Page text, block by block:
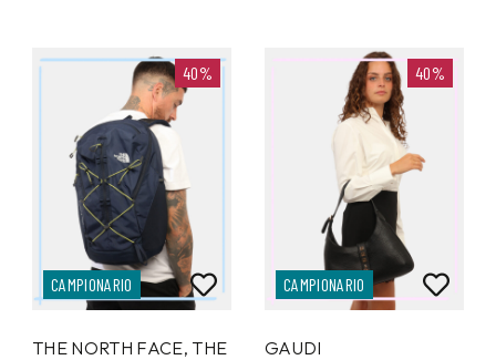
40%
CAMPIONARIO
THE NORTH FACE, THE
40%
CAMPIONARIO
GAUDI